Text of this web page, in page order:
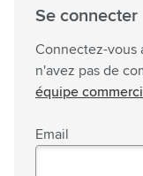
Se connecter
Connectez-vous
n'avez pas de
équipe
Email